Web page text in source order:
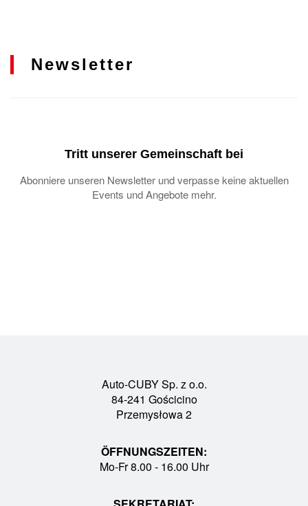
Newsletter
Tritt unserer Gemeinschaft bei
Abonniere unseren Newsletter und verpasse keine aktuellen
Events und Angebote mehr.
Auto-CUBY Sp. z o.o.
84-241 Gościcino
Przemysłowa 2
ÖFFNUNGSZEITEN:
Mo-Fr 8.00 - 16.00 Uhr